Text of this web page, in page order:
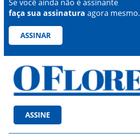
Se você ainda não é assinante
faça sua assinatura agora mesmo.
ASSINAR
ASSINE